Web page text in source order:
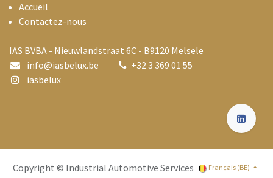
Accueil
Contactez-nous
IAS BVBA - Nieuwlandstraat 6C - B9120 Melsele
info@iasbelux.be +32 3 369 01 55
iasbelux
Copyright © Industrial Automotive Services Français (BE)